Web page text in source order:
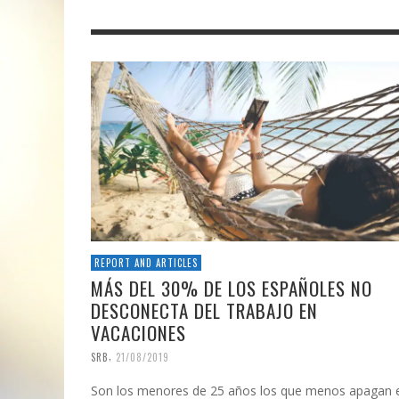
REPORT AND ARTICLES
MÁS DEL 30% DE LOS ESPAÑOLES NO
DESCONECTA DEL TRABAJO EN
VACACIONES
SRB 21/08/2019
Son los menores de 25 años los que menos apagan